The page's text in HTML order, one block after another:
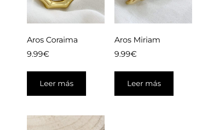
Aros Coraima
9.99€
Leer más
Aros Miriam
9.99€
Leer más